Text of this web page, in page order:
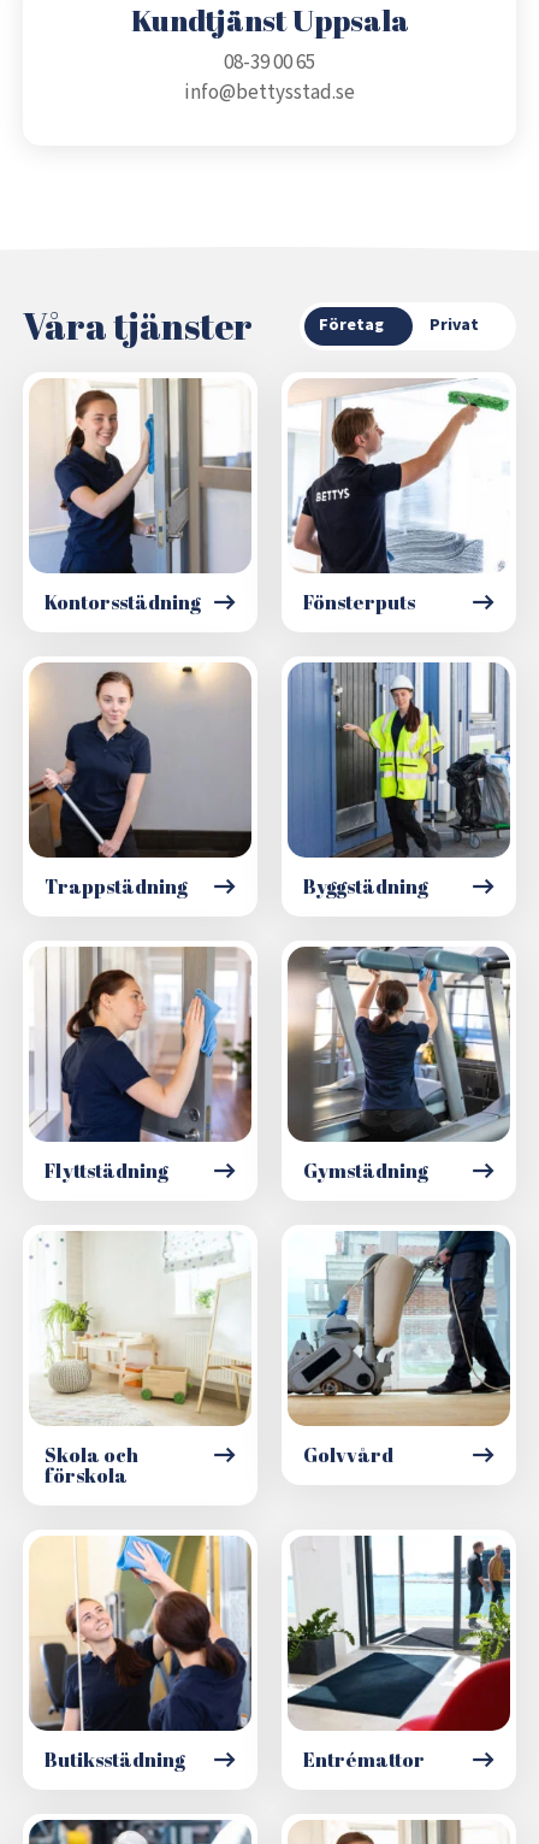
Kundtjänst Uppsala
08-39 00 65
info@bettysstad.se
Våra tjänster Företag Privat
Kontorsstädning Fönsterputs
Trappstädning Byggstädning
Flyttstädning Gymstädning
Skola och
förskola
Golvvård
Butiksstädning Entrémattor